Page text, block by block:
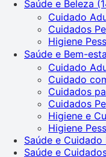
Saúde e Beleza
Cuidado
Cuidados
Higiene
Saúde e Bem-
Cuidado
Cuidado
Cuidados
Cuidados
Higiene e
Higiene
Saúde e Cuidado
Saúde e